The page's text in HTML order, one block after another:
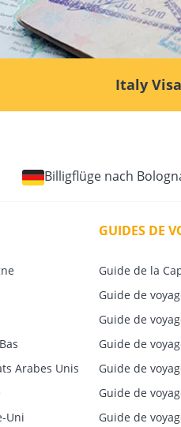
Italy
Billigflüge nach
Arabes Unis
Uni
GUIDES DE
Guide de la
Guide de
Guide de
Guide de
Guide de
Guide de
Guide de